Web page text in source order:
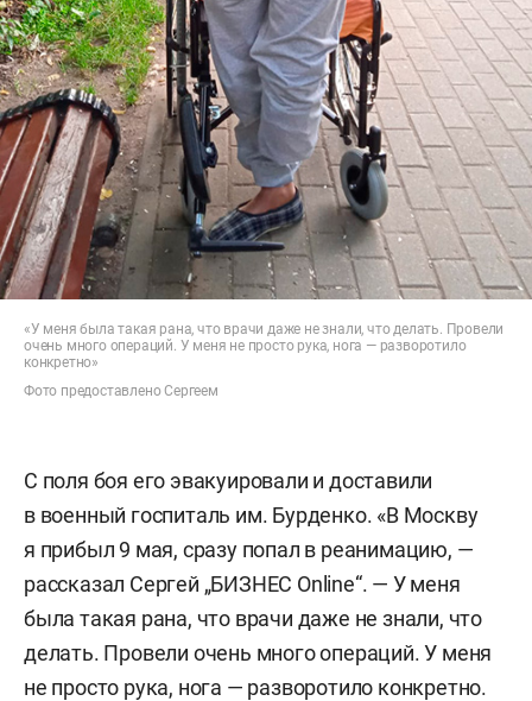
«У меня была такая рана, что врачи даже не знали, что делать. Провели
очень много операций. У меня не просто рука, нога — разворотило
конкретно»
Фото предоставлено Сергеем
С поля боя его эвакуировали и доставили
в военный госпиталь им. Бурденко. «В Москву
я прибыл 9 мая, сразу попал в реанимацию, —
рассказал Сергей „БИЗНЕС Online“. — У меня
была такая рана, что врачи даже не знали, что
делать. Провели очень много операций. У меня
не просто рука, нога — разворотило конкретно.